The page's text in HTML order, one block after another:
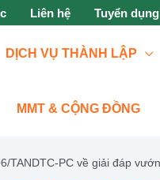
Liên hệ Tuyển dụng
DỊCH VỤ THÀNH LẬP
MMT & CỘNG ĐỒNG
TANDTC-PC về giải đáp